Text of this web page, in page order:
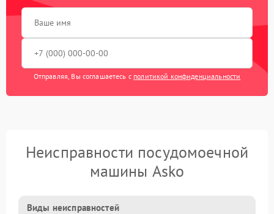
Отправляя, Вы соглашаетесь с политикой конфиденциальности
Неисправности посудомоечной
машины Asko
Виды неисправностей